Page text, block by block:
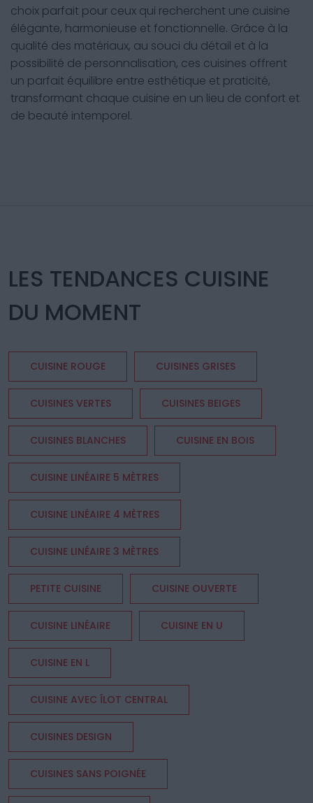
choix parfait pour ceux qui recherchent une cuisine
élégante, harmonieuse et fonctionnelle. Grâce à la
qualité des matériaux, au souci du détail et à la
possibilité de personnalisation, ces cuisines offrent
un parfait équilibre entre esthétique et praticité,
transformant chaque cuisine en un lieu de confort et
de beauté intemporel.
LES TENDANCES CUISINE
DU MOMENT
CUISINE ROUGE CUISINES GRISES
CUISINES VERTES CUISINES BEIGES
CUISINES BLANCHES CUISINE EN BOIS
CUISINE LINÉAIRE 5 MÈTRES
CUISINE LINÉAIRE 4 MÈTRES
CUISINE LINÉAIRE 3 MÈTRES
PETITE CUISINE CUISINE OUVERTE
CUISINE LINÉAIRE CUISINE EN U
CUISINE EN L
CUISINE AVEC ÎLOT CENTRAL
CUISINES DESIGN
CUISINES SANS POIGNÉE